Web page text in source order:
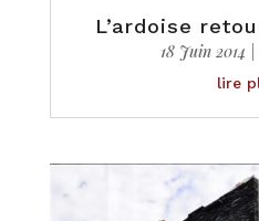
L’ardoise
18 Juin 2014
lire